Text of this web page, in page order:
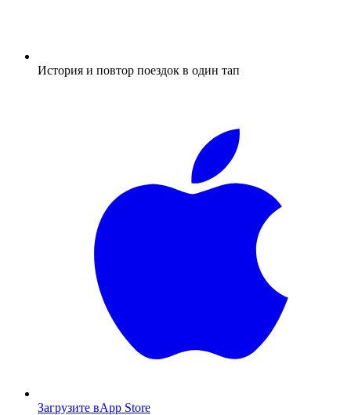
История и повтор поездок в один тап
Загрузите вApp Store